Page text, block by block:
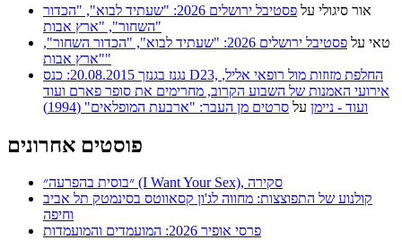
אור סיגולי על
פסטיבל ירושלים 2026: "שעתיד לבוא", "הכדור
השחור", "ארץ אבות"
טאי על
פסטיבל ירושלים 2026: "שעתיד לבוא", "הכדור השחור",
"ארץ אבות"
נגנז בגנזך 20.08.2015: כנס D23, החלפת מזוזות מול רופאי אליל,
אירועי האמנות של השבוע הקרוב, מחרימים את סופר פארם ועוד
ועוד - ניימן על סרטים מן העבר: "ארבעת המופלאים" (1994)
פוסטים אחרונים
״בוסית בהפרעה״ (I Want Your Sex), סקירה
קולנוע של התפוצצות: מחווה לג'ון קסאווטס בסינמטק תל אביב
וחיפה
פרסי אופיר 2026: המועמדים והמועמדות